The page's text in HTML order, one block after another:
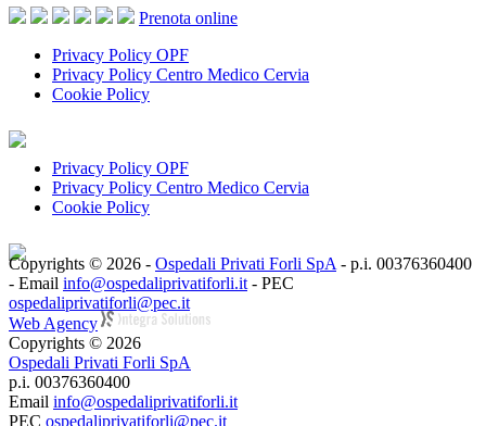
Prenota online
Privacy Policy OPF
Privacy Policy Centro Medico Cervia
Cookie Policy
Privacy Policy OPF
Privacy Policy Centro Medico Cervia
Cookie Policy
Copyrights © 2026 - Ospedali Privati Forli SpA- p.i. 00376360400
- Email info@ospedaliprivatiforli.it- PEC
ospedaliprivatiforli@pec.it
Web Agency
Copyrights © 2026
Ospedali Privati Forli SpA
p.i. 00376360400
Email info@ospedaliprivatiforli.it
PEC ospedaliprivatiforli@pec.it